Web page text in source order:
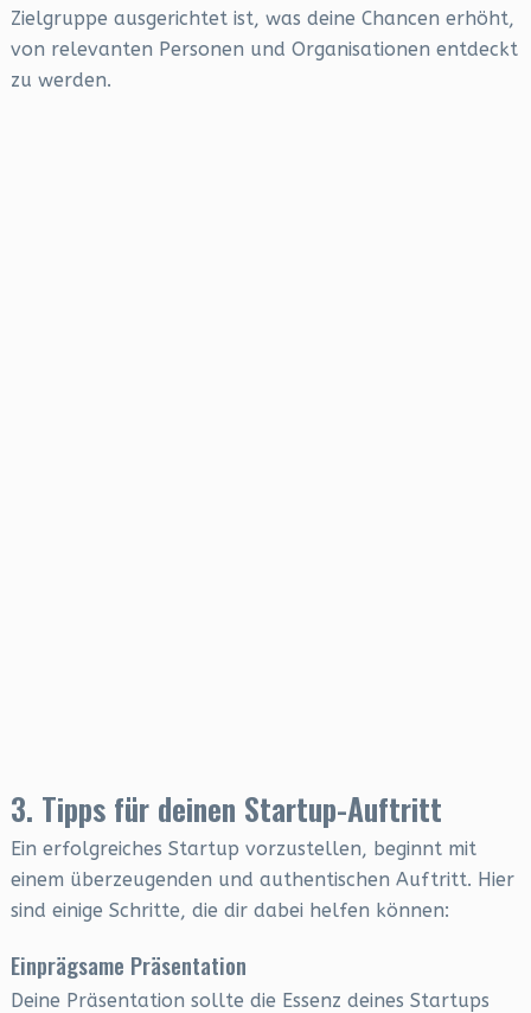
Zielgruppe ausgerichtet ist, was deine Chancen erhöht,
von relevanten Personen und Organisationen entdeckt
zu werden.
3. Tipps für deinen Startup-Auftritt
Ein erfolgreiches Startup vorzustellen, beginnt mit
einem überzeugenden und authentischen Auftritt. Hier
sind einige Schritte, die dir dabei helfen können:
Einprägsame Präsentation
Deine Präsentation sollte die Essenz deines Startups